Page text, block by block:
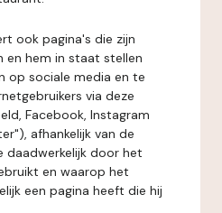
ook pagina's die zijn
en hem in staat stellen
op sociale media en te
via deze
Facebook, Instagram
afhankelijk van de
daadwerkelijk door het
en waarop het
een pagina heeft die hij